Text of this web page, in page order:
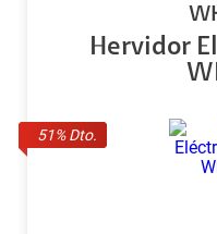
51% Dto.
Hervidor